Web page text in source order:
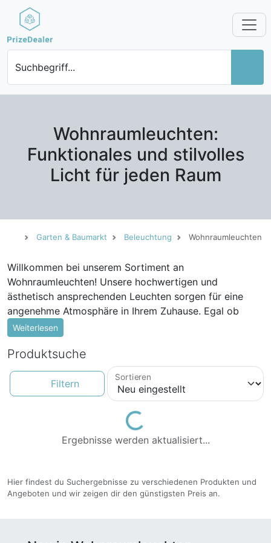
Suchbegriff...
Wohnraumleuchten:
Funktionales und stilvolles
Licht für jeden Raum
Garten & Baumarkt Beleuchtung Wohnraumleuchten
Willkommen bei unserem Sortiment an
Wohnraumleuchten! Unsere hochwertigen und
ästhetisch ansprechenden Leuchten sorgen für eine
angenehme Atmosphäre in Ihrem Zuhause. Egal ob
Wohnzimmer, Schlafzimmer, Küche oder Arbeitszimmer
– wir bieten die passende Beleuchtung für jeden Raum.
Vorteile von Wohnraumleuchten
Wohnraumleuchten sind nicht nur ein funktionales
Element, sondern tragen auch maßgeblich zur
Gestaltung des Raums bei. Durch die richtige
Beleuchtung können Sie gezielt Akzente setzen und
verschiedene Stimmungen erzeugen.
folgende Vorteile aus:
Ihnen dabei helfen, Energie und Kosten zu sparen.
Weiterlesen
Produktsuche
Filtern
Sortieren
Loading...
Ergebnisse werden aktualisiert...
Hier findest du Suchergebnisse zu verschiedenen Produkten und
Angeboten und wir zeigen dir den günstigsten Preis an.